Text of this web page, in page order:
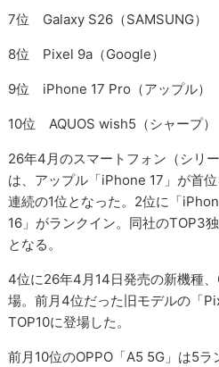
7位 Galaxy S26（SAMSUNG）
8位 Pixel 9a（Google）
9位 iPhone 17 Pro（アップル）
10位 AQUOS wish5（シャープ）
26年4月のスマートフォン（シリ
は、アップル「iPhone 17」が首
連続の1位となった。2位に「
16」がランクイン。同社のTOP3
となる。
4位に26年4月14日発売の新機種
場。前月4位だった旧モデルの「
TOP10に登場した。
前月10位のOPPO「A5 5G」は5